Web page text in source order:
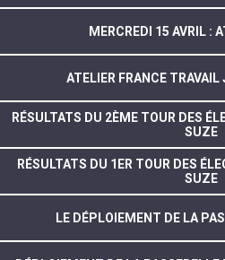
MERCREDI 15 AVRIL :
ATELIER FRANCE
RÉSULTATS DU 2ÈME TOUR DES
SUZE
RÉSULTATS DU 1ER TOUR DES
SUZE
LE DÉPLOIEMENT DE LA